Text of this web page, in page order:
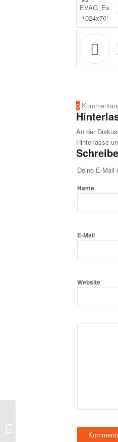
0
An der
Hinterlasse
Deine E-
Name
E-Mail
Website
Architektur und Technik vom 15.-